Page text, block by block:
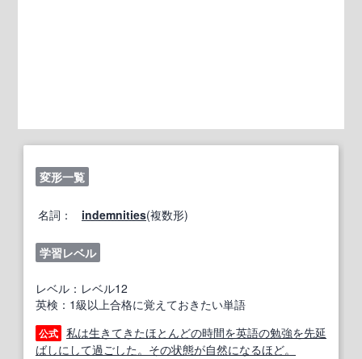
変形一覧
名詞： indemnities(複数形)
学習レベル
レベル：レベル12
英検：1級以上合格に覚えておきたい単語
公式 私は生きてきたほとんどの時間を英語の勉強を先延
ばしにして過ごした。その状態が自然になるほど。